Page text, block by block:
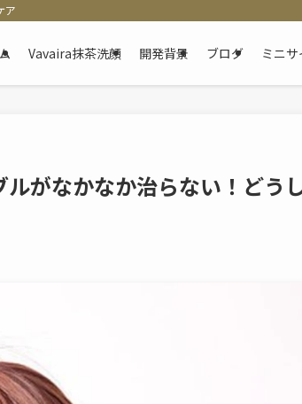
ア
Vavaira抹茶洗顔 開発背景 ブログ ミニ
がなかなか治らない！どう